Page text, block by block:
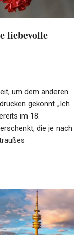
liebevolle
um dem anderen
gekonnt „Ich
im 18.
die je nach